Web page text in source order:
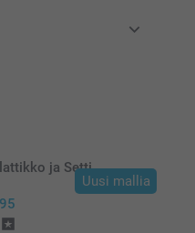
Uusi mallia
ja Setti